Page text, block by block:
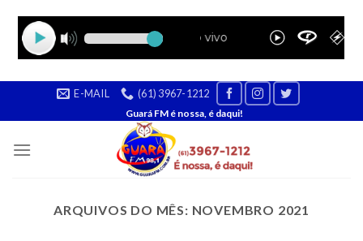
E-MAIL (61) 3967-1212
Guará FM é nossa, é daqui!
ARQUIVOS DO MÊS: NOVEMBRO 2021